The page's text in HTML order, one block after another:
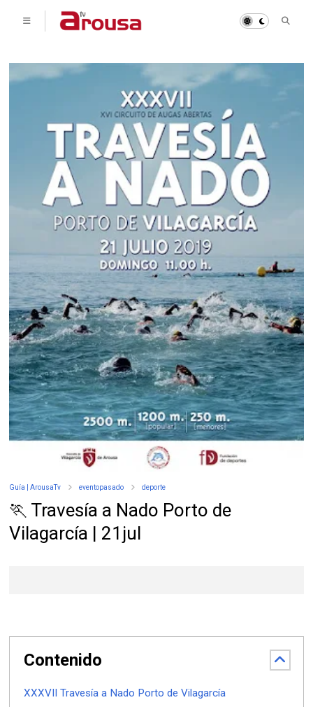
Guía | ArousaTv eventopasado deporte
🏃 Travesía a Nado Porto de
Vilagarcía | 21jul
Contenido
XXXVII Travesía a Nado Porto de Vilagarcía